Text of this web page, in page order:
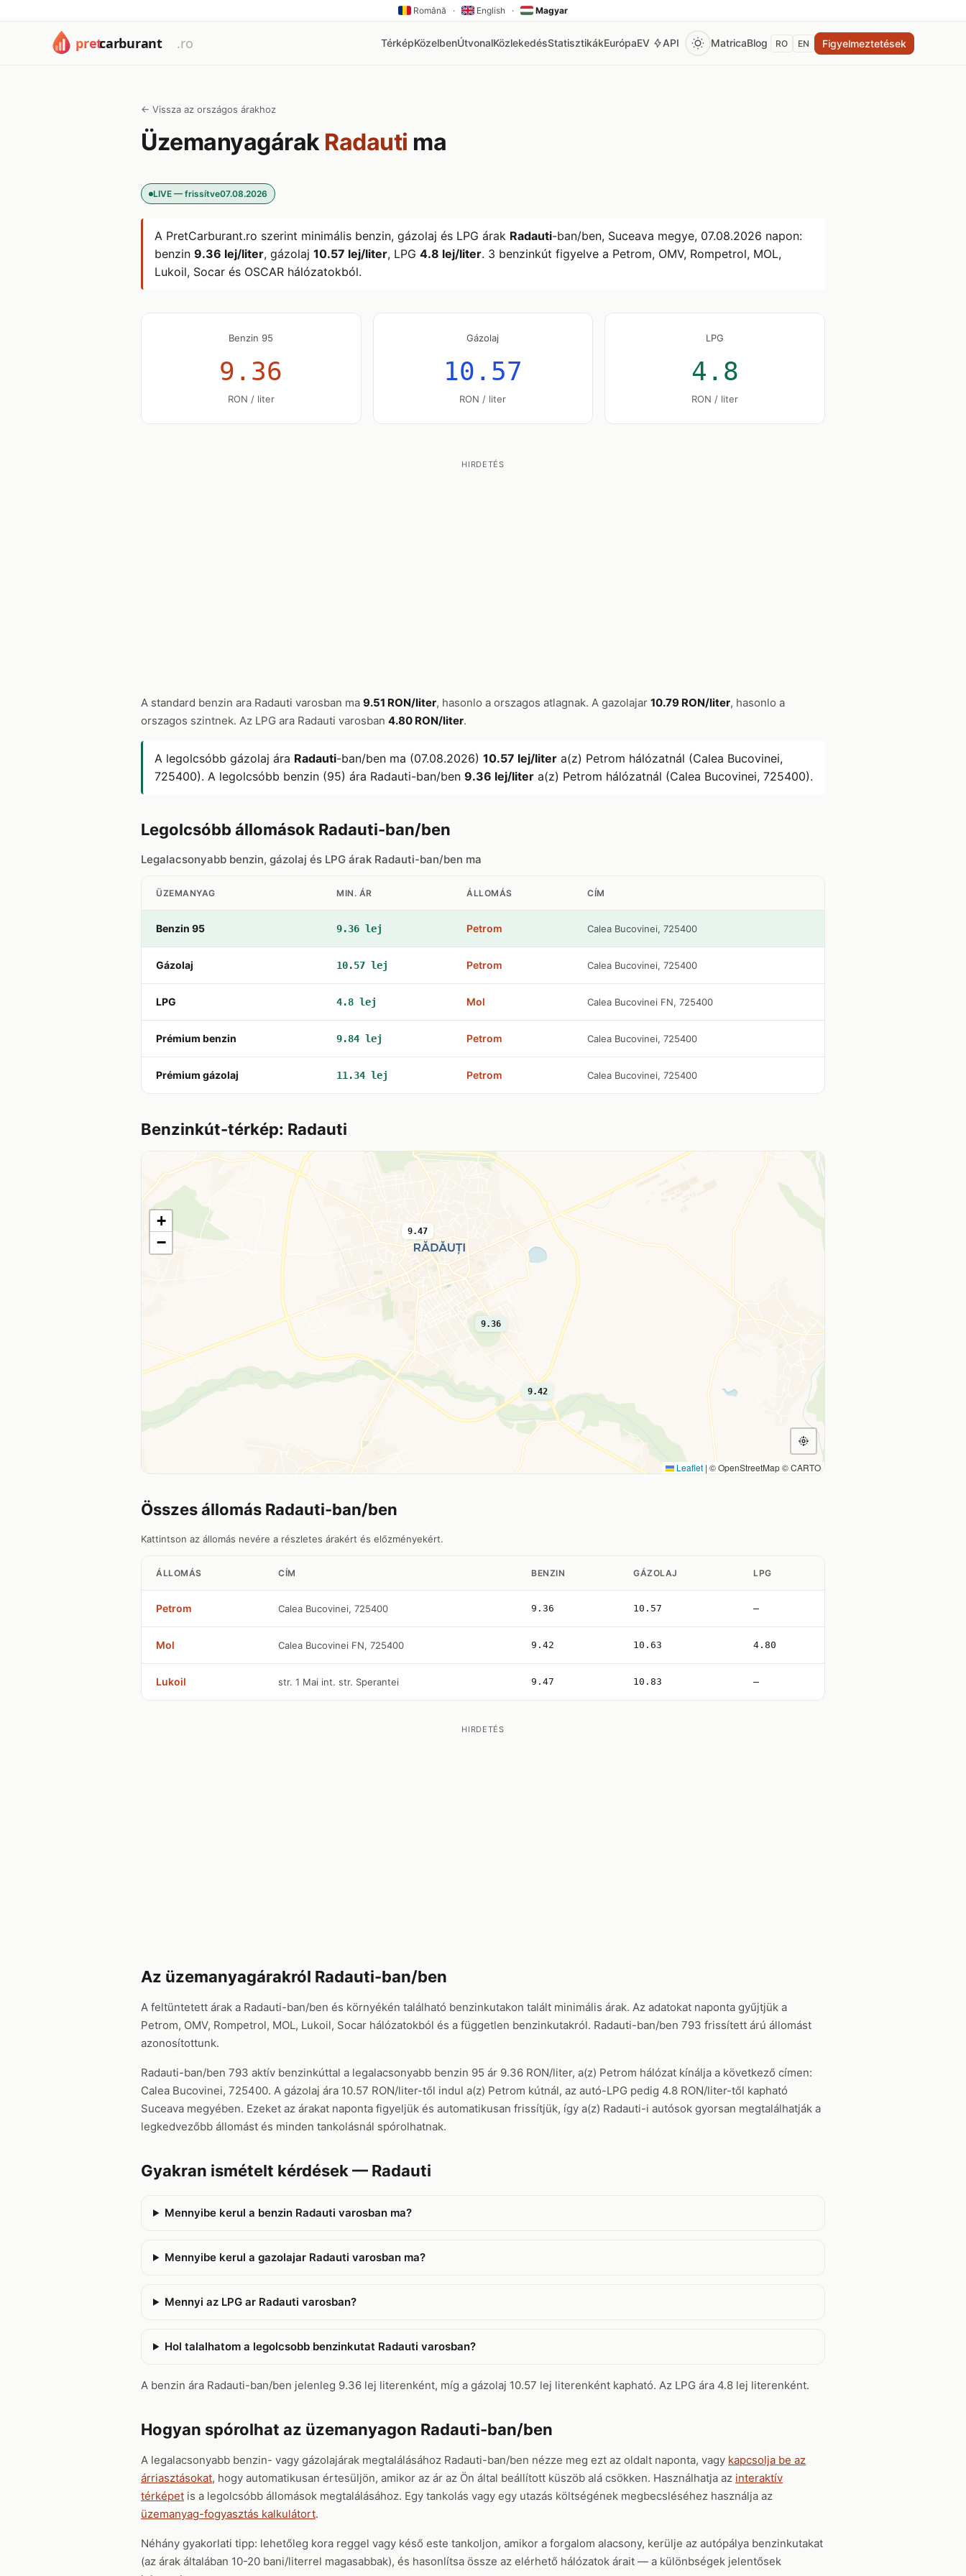
Română · English · Magyar
TérképKözelbenÚtvonalKözlekedésStatisztikákEurópaEV API MatricaBlog RO EN Figyelmeztetések
← Vissza az országos árakhoz
Üzemanyagárak Radauti ma
LIVE — frissítve07.08.2026
A PretCarburant.ro szerint minimális benzin, gázolaj és LPG árak Radauti-ban/ben, Suceava megye, 07.08.2026 napon:
benzin 9.36 lej/liter, gázolaj 10.57 lej/liter, LPG 4.8 lej/liter. 3 benzinkút figyelve a Petrom, OMV, Rompetrol, MOL,
Lukoil, Socar és OSCAR hálózatokból.
Benzin 95
9.36
RON / liter
Gázolaj
10.57
RON / liter
LPG
4.8
RON / liter
HIRDETÉS
A standard benzin ara Radauti varosban ma 9.51 RON/liter, hasonlo a orszagos atlagnak. A gazolajar 10.79 RON/liter, hasonlo a
orszagos szintnek. Az LPG ara Radauti varosban 4.80 RON/liter.
A legolcsóbb gázolaj ára Radauti-ban/ben ma (07.08.2026) 10.57 lej/liter a(z) Petrom hálózatnál (Calea Bucovinei,
725400). A legolcsóbb benzin (95) ára Radauti-ban/ben 9.36 lej/liter a(z) Petrom hálózatnál (Calea Bucovinei, 725400).
Legolcsóbb állomások Radauti-ban/ben
Legalacsonyabb benzin, gázolaj és LPG árak Radauti-ban/ben ma
ÜZEMANYAG MIN. ÁR ÁLLOMÁS CÍM
Benzin 95 9.36 lej Petrom Calea Bucovinei, 725400
Gázolaj 10.57 lej Petrom Calea Bucovinei, 725400
LPG 4.8 lej Mol Calea Bucovinei FN, 725400
Prémium benzin 9.84 lej Petrom Calea Bucovinei, 725400
Prémium gázolaj 11.34 lej Petrom Calea Bucovinei, 725400
Benzinkút-térkép: Radauti
9.36
9.42
9.47
+
−
Leaflet | © OpenStreetMap © CARTO
Összes állomás Radauti-ban/ben
Kattintson az állomás nevére a részletes árakért és előzményekért.
ÁLLOMÁS CÍM BENZIN GÁZOLAJ LPG
Petrom Calea Bucovinei, 725400 9.36 10.57 —
Mol Calea Bucovinei FN, 725400 9.42 10.63 4.80
Lukoil str. 1 Mai int. str. Sperantei 9.47 10.83 —
HIRDETÉS
Az üzemanyagárakról Radauti-ban/ben
A feltüntetett árak a Radauti-ban/ben és környékén található benzinkutakon talált minimális árak. Az adatokat naponta gyűjtjük a
Petrom, OMV, Rompetrol, MOL, Lukoil, Socar hálózatokból és a független benzinkutakról. Radauti-ban/ben 793 frissített árú állomást
azonosítottunk.
Radauti-ban/ben 793 aktív benzinkúttal a legalacsonyabb benzin 95 ár 9.36 RON/liter, a(z) Petrom hálózat kínálja a következő címen:
Calea Bucovinei, 725400. A gázolaj ára 10.57 RON/liter-től indul a(z) Petrom kútnál, az autó-LPG pedig 4.8 RON/liter-től kapható
Suceava megyében. Ezeket az árakat naponta figyeljük és automatikusan frissítjük, így a(z) Radauti-i autósok gyorsan megtalálhatják a
legkedvezőbb állomást és minden tankolásnál spórolhatnak.
Gyakran ismételt kérdések — Radauti
Mennyibe kerul a benzin Radauti varosban ma?
Mennyibe kerul a gazolajar Radauti varosban ma?
Mennyi az LPG ar Radauti varosban?
Hol talalhatom a legolcsobb benzinkutat Radauti varosban?
A benzin ára Radauti-ban/ben jelenleg 9.36 lej literenként, míg a gázolaj 10.57 lej literenként kapható. Az LPG ára 4.8 lej literenként.
Hogyan spórolhat az üzemanyagon Radauti-ban/ben
A legalacsonyabb benzin- vagy gázolajárak megtalálásához Radauti-ban/ben nézze meg ezt az oldalt naponta, vagy kapcsolja be az
árriasztásokat, hogy automatikusan értesüljön, amikor az ár az Ön által beállított küszöb alá csökken. Használhatja az interaktív
térképet is a legolcsóbb állomások megtalálásához. Egy tankolás vagy egy utazás költségének megbecsléséhez használja az
üzemanyag-fogyasztás kalkulátort.
Néhány gyakorlati tipp: lehetőleg kora reggel vagy késő este tankoljon, amikor a forgalom alacsony, kerülje az autópálya benzinkutakat
(az árak általában 10-20 bani/literrel magasabbak), és hasonlítsa össze az elérhető hálózatok árait — a különbségek jelentősek